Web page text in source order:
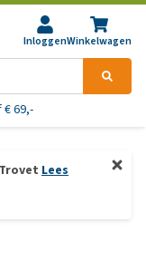
InloggenWinkelwagen
69,-
Lees